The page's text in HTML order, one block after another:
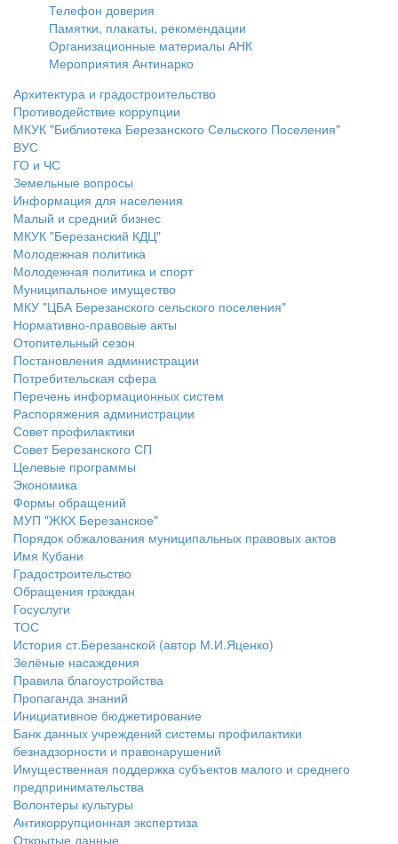
Телефон доверия
Памятки, плакаты, рекомендации
Организационные материалы АНК
Мероприятия Антинарко
Архитектура и градостроительство
Противодействие коррупции
МКУК "Библиотека Березанского Сельского Поселения"
ВУС
ГО и ЧС
Земельные вопросы
Информация для населения
Малый и средний бизнес
МКУК "Березанский КДЦ"
Молодежная политика
Молодежная политика и спорт
Муниципальное имущество
МКУ "ЦБА Березанского сельского поселения"
Нормативно-правовые акты
Отопительный сезон
Постановления администрации
Потребительская сфера
Перечень информационных систем
Распоряжения администрации
Совет профилактики
Совет Березанского СП
Целевые программы
Экономика
Формы обращений
МУП "ЖКХ Березанское"
Порядок обжалования муниципальных правовых актов
Имя Кубани
Градостроительство
Обращения граждан
Госуслуги
ТОС
История ст.Березанской (автор М.И.Яценко)
Зелёные насаждения
Правила благоустройства
Пропаганда знаний
Инициативное бюджетирование
Банк данных учреждений системы профилактики
безнадзорности и правонарушений
Имущественная поддержка субъектов малого и среднего
предпринимательства
Волонтеры культуры
Антикоррупционная экспертиза
Открытые данные